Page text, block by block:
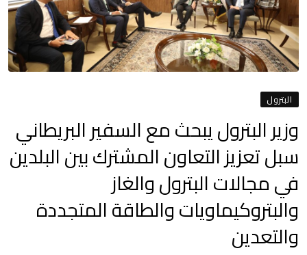
البترول
وزير البترول يبحث مع السفير البريطاني
سبل تعزيز التعاون المشترك بين البلدين
في مجالات البترول والغاز
والبتروكيماويات والطاقة المتجددة
والتعدين